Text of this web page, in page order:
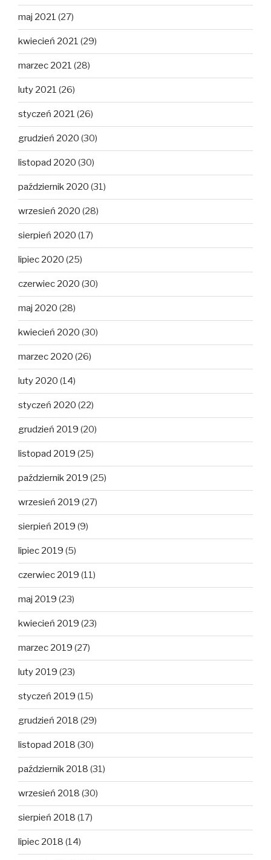
maj 2021 (27)
kwiecień 2021 (29)
marzec 2021 (28)
luty 2021 (26)
styczeń 2021 (26)
grudzień 2020 (30)
listopad 2020 (30)
październik 2020 (31)
wrzesień 2020 (28)
sierpień 2020 (17)
lipiec 2020 (25)
czerwiec 2020 (30)
maj 2020 (28)
kwiecień 2020 (30)
marzec 2020 (26)
luty 2020 (14)
styczeń 2020 (22)
grudzień 2019 (20)
listopad 2019 (25)
październik 2019 (25)
wrzesień 2019 (27)
sierpień 2019 (9)
lipiec 2019 (5)
czerwiec 2019 (11)
maj 2019 (23)
kwiecień 2019 (23)
marzec 2019 (27)
luty 2019 (23)
styczeń 2019 (15)
grudzień 2018 (29)
listopad 2018 (30)
październik 2018 (31)
wrzesień 2018 (30)
sierpień 2018 (17)
lipiec 2018 (14)